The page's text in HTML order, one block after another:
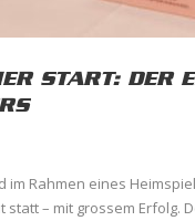
START: DER
im Rahmen eines
– mit grossem Erfolg.